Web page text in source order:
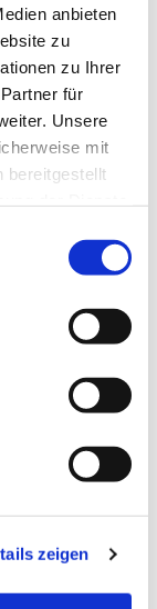
anbieten
zu
zu Ihrer
für
Unsere
mit
bereitgestellt
zeigen